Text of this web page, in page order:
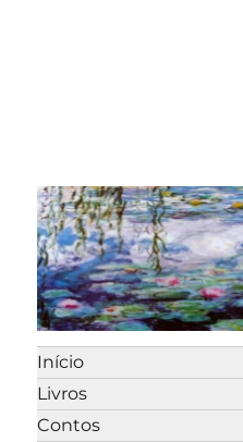
Início
Livros
Contos